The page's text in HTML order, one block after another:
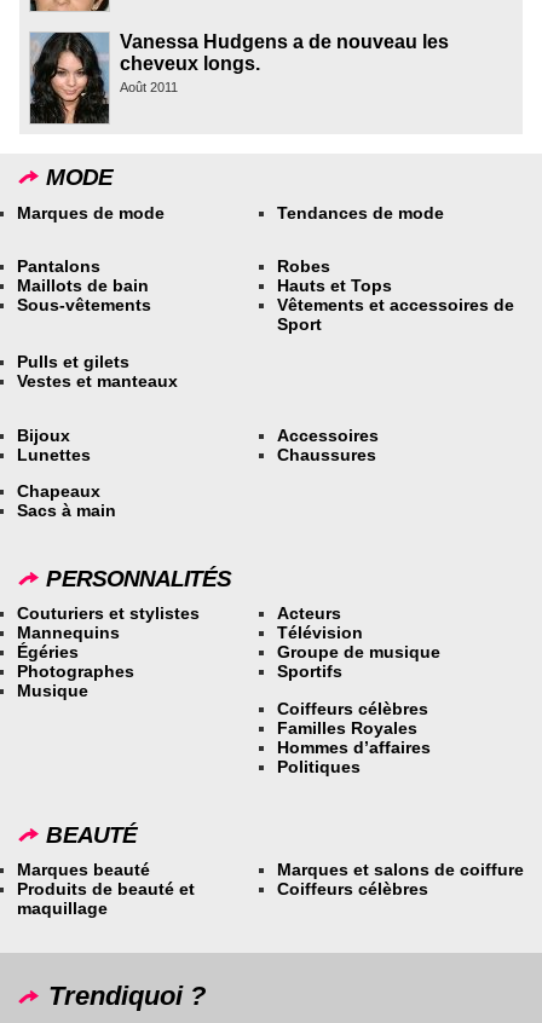
Vanessa Hudgens a de nouveau les
cheveux longs.
Août 2011
MODE
Marques de mode Tendances de mode
Pantalons
Maillots de bain
Sous-vêtements
Robes
Hauts et Tops
Vêtements et accessoires de
Sport
Pulls et gilets
Vestes et manteaux
Bijoux
Lunettes
Accessoires
Chaussures
Chapeaux
Sacs à main
PERSONNALITÉS
Couturiers et stylistes
Mannequins
Égéries
Photographes
Musique
Acteurs
Télévision
Groupe de musique
Sportifs
Coiffeurs célèbres
Familles Royales
Hommes d’affaires
Politiques
BEAUTÉ
Marques beauté
Produits de beauté et
maquillage
Marques et salons de coiffure
Coiffeurs célèbres
Trendiquoi ?